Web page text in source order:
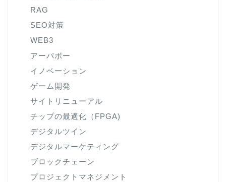
RAG
SEO対策
WEB3
アーパボー
イノベーション
ゲーム開発
サイトリニューアル
チップの最適化（FPGA)
デジタルツイン
デジタルマーケティング
ブロックチェーン
プロジェクトマネジメント